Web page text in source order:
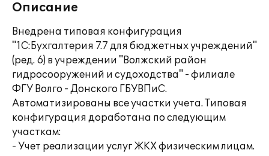
Описание
Внедрена типовая конфигурация
"1С:Бухгалтерия 7.7 для бюджетных учреждений"
(ред. 6) в учреждении "Волжский район
гидросооружений и судоходства" - филиале
ФГУ Волго - Донского ГБУВПиС.
Автоматизированы все участки учета. Типовая
конфигурация доработана по следующим
участкам:
- Учет реализации услуг ЖКХ физическим лицам.